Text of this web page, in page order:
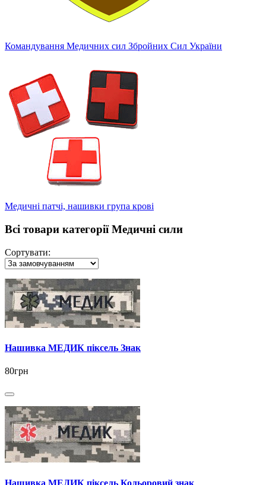
Командування Медичних сил Збройних Сил України
Медичні патчі, нашивки група крові
Всі товари категорії Медичні сили
Сортувати:
Нашивка МЕДИК піксель Знак
80грн
Нашивка МЕДИК піксель Кольоровий знак